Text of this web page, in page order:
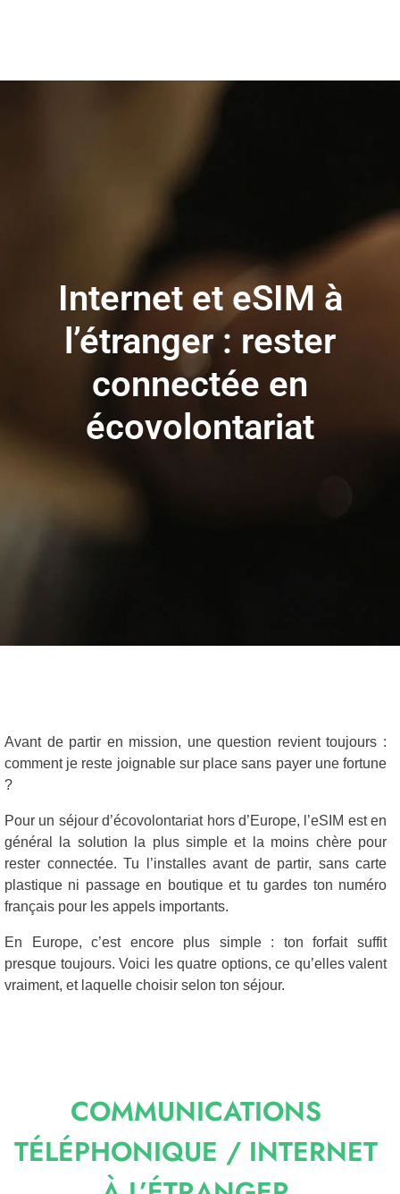
Internet et eSIM à
l’étranger : rester
connectée en
écovolontariat
Avant de partir en mission, une question revient toujours :
comment je reste joignable sur place sans payer une fortune
?
Pour un séjour d’écovolontariat hors d’Europe, l’eSIM est en
général la solution la plus simple et la moins chère pour
rester connectée. Tu l’installes avant de partir, sans carte
plastique ni passage en boutique et tu gardes ton numéro
français pour les appels importants.
En Europe, c’est encore plus simple : ton forfait suffit
presque toujours. Voici les quatre options, ce qu’elles valent
vraiment, et laquelle choisir selon ton séjour.
COMMUNICATIONS
TÉLÉPHONIQUE / INTERNET